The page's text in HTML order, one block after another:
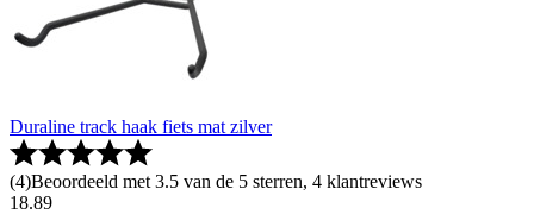
Duraline track haak fiets mat zilver
(4)Beoordeeld met 3.5 van de 5 sterren, 4 klantreviews
18.89